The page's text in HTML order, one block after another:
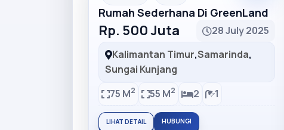
Rumah Sederhana Di GreenLand
Rp. 500 Juta
28 July 2025
Kalimantan Timur,Samarinda,
Sungai Kunjang
75 M2 55 M2 2 1
LIHAT DETAIL HUBUNGI